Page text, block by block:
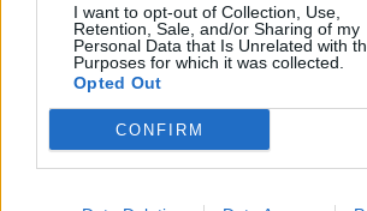
I want to opt-out of Collection, Use,
Retention, Sale, and/or Sharing of my
Personal Data that Is Unrelated with
Purposes for which it was collected.
Opted Out
CONFIRM
Θέλω να είναι καλά. Μιλάμε και
και έχουμε κρατήσει καλή επαφή.
σημασία».
Μάλιστα, ανάμεσα στα πολλά
και το ότι «έπαιζε» τρίτο